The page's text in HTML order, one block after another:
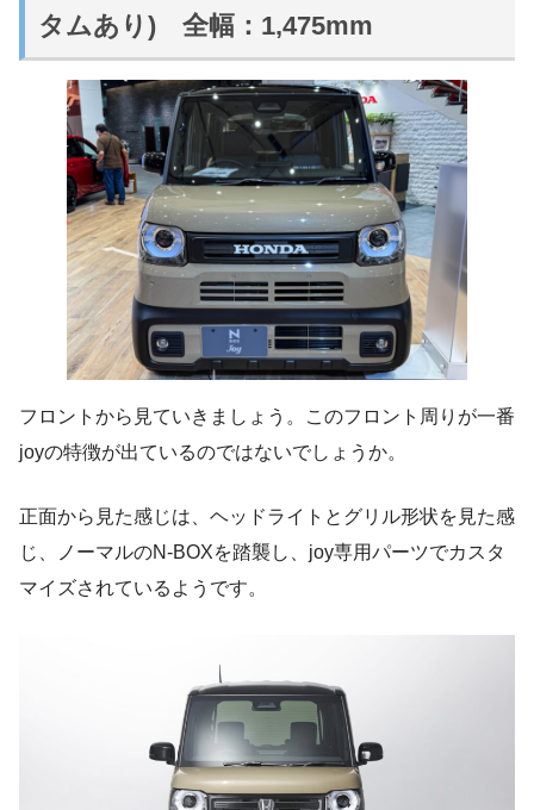
タムあり) 全幅：1,475mm
フロントから見ていきましょう。このフロント周りが一番
joyの特徴が出ているのではないでしょうか。
正面から見た感じは、ヘッドライトとグリル形状を見た感
じ、ノーマルのN-BOXを踏襲し、joy専用パーツでカスタ
マイズされているようです。